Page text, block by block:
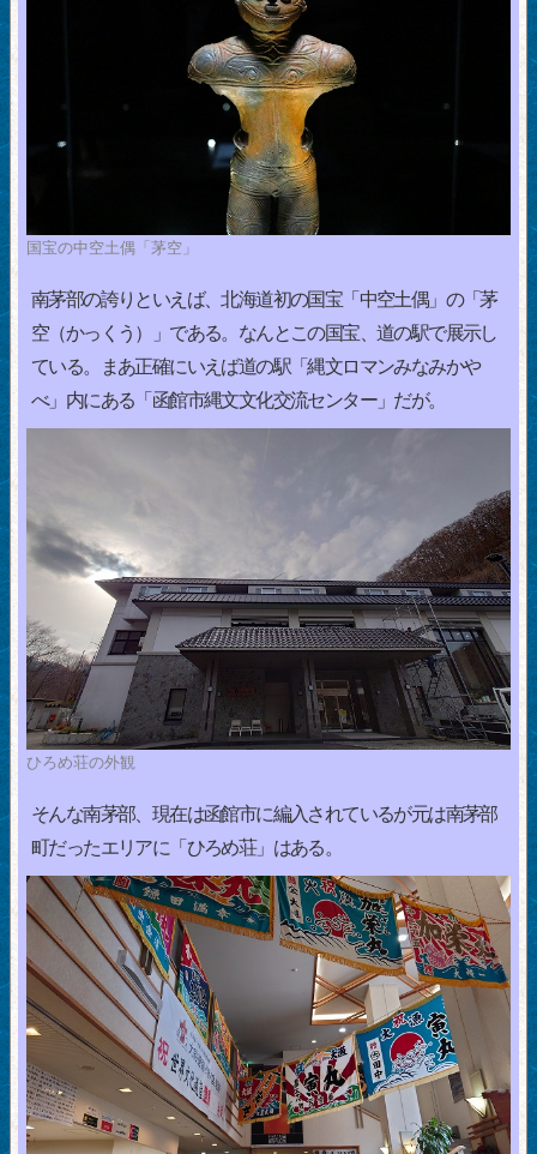
国宝の中空土偶「茅空」
南茅部の誇りといえば、北海道初の国宝「中空土偶」の「茅
空（かっくう）」である。なんとこの国宝、道の駅で展示し
ている。まあ正確にいえば道の駅「縄文ロマンみなみかや
べ」内にある「函館市縄文文化交流センター」だが。
ひろめ荘の外観
そんな南茅部、現在は函館市に編入されているが元は南茅部
町だったエリアに「ひろめ荘」はある。